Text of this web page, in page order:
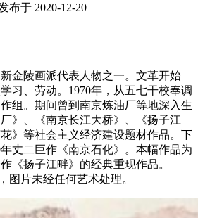
布于 2020-12-20
金陵画派代表人物之一。文革开始
习、劳动。1970年，从五七干校奉调
组。期间曾到南京炼油厂等地深入生
》、《南京长江大桥》、《扬子江
》等社会主义经济建设题材作品。下
丈二巨作《南京石化》。本幅作品为
《扬子江畔》的经典重现作品。
图片未经任何艺术处理。